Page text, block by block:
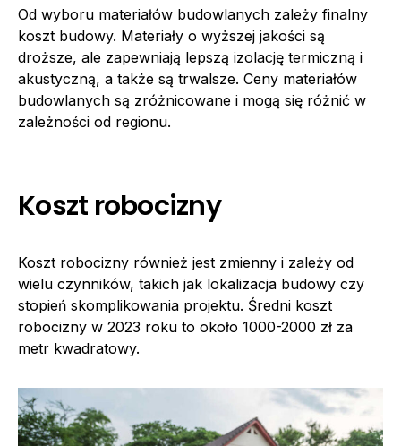
Od wyboru materiałów budowlanych zależy finalny
koszt budowy. Materiały o wyższej jakości są
droższe, ale zapewniają lepszą izolację termiczną i
akustyczną, a także są trwalsze. Ceny materiałów
budowlanych są zróżnicowane i mogą się różnić w
zależności od regionu.
Koszt robocizny
Koszt robocizny również jest zmienny i zależy od
wielu czynników, takich jak lokalizacja budowy czy
stopień skomplikowania projektu. Średni koszt
robocizny w 2023 roku to około 1000-2000 zł za
metr kwadratowy.